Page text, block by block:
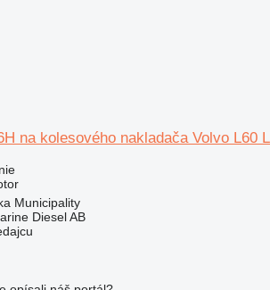
na kolesového nakladača Volvo L60
Municipality
Diesel AB